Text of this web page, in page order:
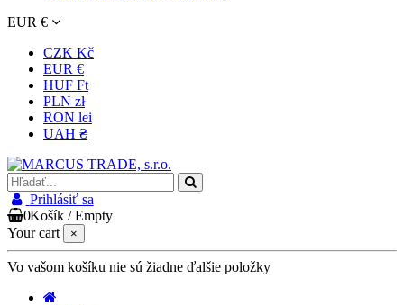
EUR €
CZK Kč
EUR €
HUF Ft
PLN zł
RON lei
UAH ₴
Prihlásiť sa
0Košík /Empty
Your cart
×
Vo vašom košíku nie sú žiadne ďalšie položky